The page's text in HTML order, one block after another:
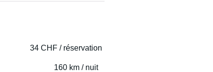
34 CHF / réservation
160 km / nuit